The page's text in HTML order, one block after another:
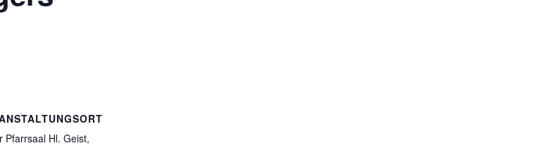
Pfarrsaal Hl. Geist,